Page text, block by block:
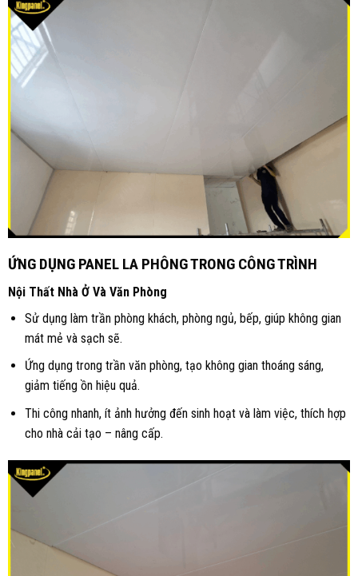
ỨNG DỤNG PANEL LA PHÔNG TRONG CÔNG TRÌNH
Nội Thất Nhà Ở Và Văn Phòng
Sử dụng làm trần phòng khách, phòng ngủ, bếp, giúp không gian
mát mẻ và sạch sẽ.
Ứng dụng trong trần văn phòng, tạo không gian thoáng sáng,
giảm tiếng ồn hiệu quả.
Thi công nhanh, ít ảnh hưởng đến sinh hoạt và làm việc, thích hợp
cho nhà cải tạo – nâng cấp.